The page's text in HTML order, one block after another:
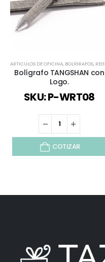
ARTICULOS DE OFICINA, BOLÍGRAFOS, REGALOS DÍA DEL PADRE
Bolígrafo TANGSHAN con
Logo.
SKU: P-WRT08
COTIZAR